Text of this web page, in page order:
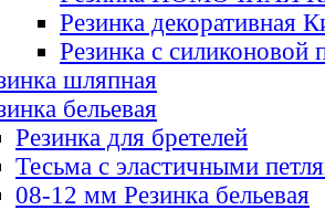
Резинка декоративная
Резинка с силиконовой
шляпная
бельевая
Резинка для бретелей
Тесьма с эластичными
08-12 мм Резинка бельевая